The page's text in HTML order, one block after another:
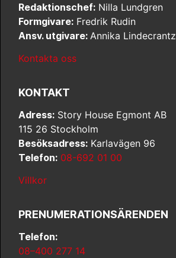
Redaktionschef: Nilla Lundgren
Formgivare: Fredrik Rudin
Ansv. utgivare: Annika Lindecrantz
Kontakta oss
KONTAKT
Adress: Story House Egmont AB
115 26 Stockholm
Besöksadress: Karlavägen 96
Telefon: 08-692 01 00
Villkor
PRENUMERATIONSÄRENDEN
Telefon:
08–400 277 14